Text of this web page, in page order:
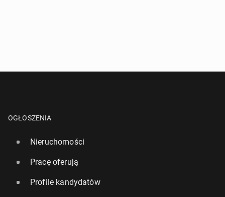
OGŁOSZENIA
Nieruchomości
Pracę oferują
Profile kandydatów